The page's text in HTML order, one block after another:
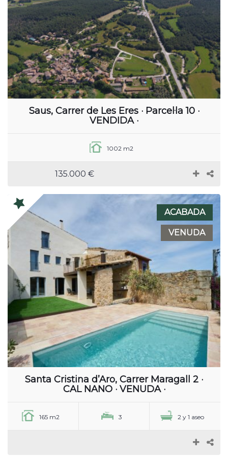
Saus, Carrer de Les Eres · Parcel·la 10 ·
VENDIDA ·
1002 m2
135.000 €
ACABADA
VENUDA
Santa Cristina d’Aro, Carrer Maragall 2 ·
CAL NANO · VENUDA ·
165 m2 3 2 y 1 aseo